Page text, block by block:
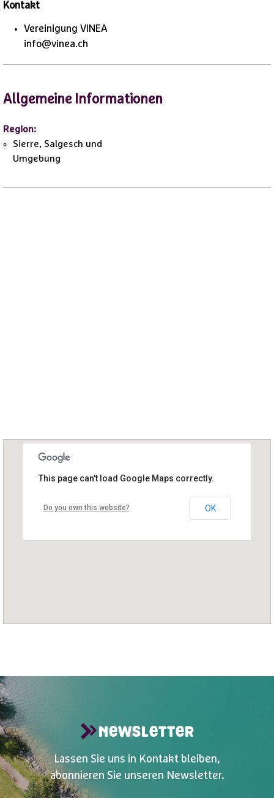
Kontakt
Vereinigung VINEA
info@vinea.ch
Allgemeine Informationen
Region:
Sierre, Salgesch und
Umgebung
This page can't load Google Maps correctly.
Do you own this website? OK
NEWSLETTER
Lassen Sie uns in Kontakt bleiben,
abonnieren Sie unseren Newsletter.